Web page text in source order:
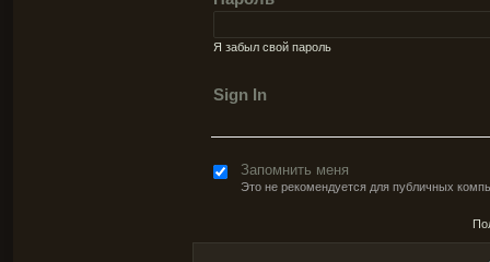
Я забыл свой пароль
Sign In
Запомнить меня
Это не рекомендуется для публичных